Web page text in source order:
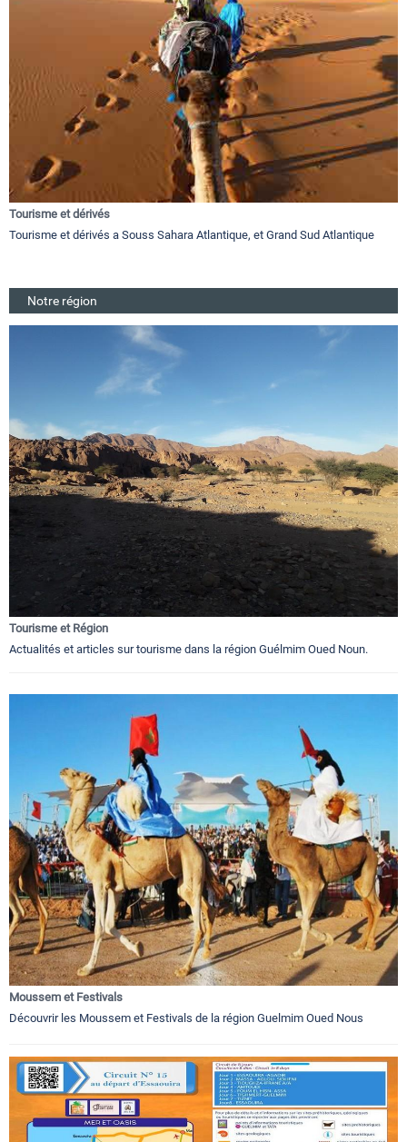
Tourisme et dérivés
Tourisme et dérivés a Souss Sahara Atlantique, et Grand Sud Atlantique
Notre région
Tourisme et Région
Actualités et articles sur tourisme dans la région Guélmim Oued Noun.
Moussem et Festivals
Découvrir les Moussem et Festivals de la région Guelmim Oued Nous